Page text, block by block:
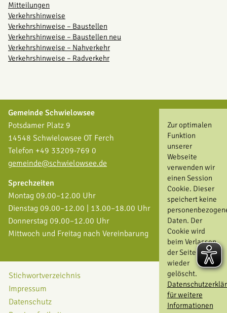
Zur optimalen
Funktion
unserer
Webseite
verwenden wir
einen Session
Cookie. Dieser
speichert keine
Daten. Der
Cookie wird
beim Verlassen
der Seite
wieder
gelöscht.
für weitere
Informationen
Mitteilungen
Verkehrshinweise
Verkehrshinweise – Baustellen
Verkehrshinweise – Baustellen neu
Verkehrshinweise – Nahverkehr
Verkehrshinweise – Radverkehr
Gemeinde Schwielowsee
Potsdamer Platz 9
14548 Schwielowsee OT Ferch
Telefon +49 33209-769 0
gemeinde@schwielowsee.de
Sprechzeiten
Montag 09.00–12.00 Uhr
Dienstag 09.00–12.00 | 13.00–18.00 Uhr
Donnerstag 09.00–12.00 Uhr
Mittwoch und Freitag nach Vereinbarung
Stichwortverzeichnis
Impressum
Datenschutz